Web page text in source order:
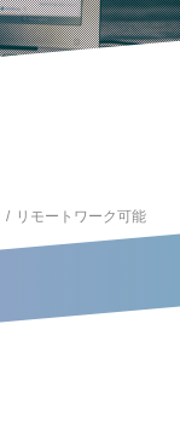
リモートワーク可能